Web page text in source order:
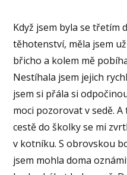
Když jsem byla se třetím
těhotenství, měla jsem
břicho a kolem mě
Nestíhala jsem jejich
jsem si přála si
moci pozorovat v sedě.
cestě do školky se mi
v kotníku. S obrovskou
jsem mohla doma